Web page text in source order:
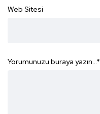
Web Sitesi
Yorumunuzu buraya yazın...*